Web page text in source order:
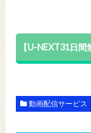
【U-NEXT31日
動画配信サービス